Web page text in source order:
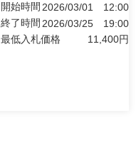
開始時間 2026/03/01
12:00
終了時間 2026/03/25
19:00
最低入札価格
11,400円